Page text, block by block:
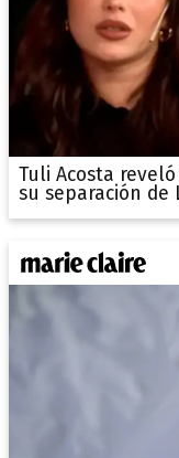
Tuli Acosta
su separación de